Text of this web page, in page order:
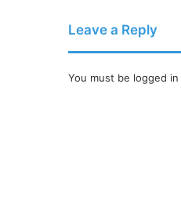
Leave a Reply
You must be logged in